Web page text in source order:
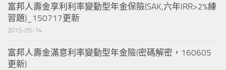
富邦人壽金享利利率變動型年金保險(SAK,六年IRR>2%練
習題)_150717更新
2015-05-14
富邦人壽金滿意利率變動型年金險(密碼解密，160605
更新)